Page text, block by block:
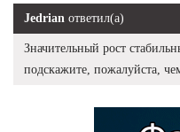
Jedrian ответил(а)
Значительный рост
подскажите, пожалуйста,